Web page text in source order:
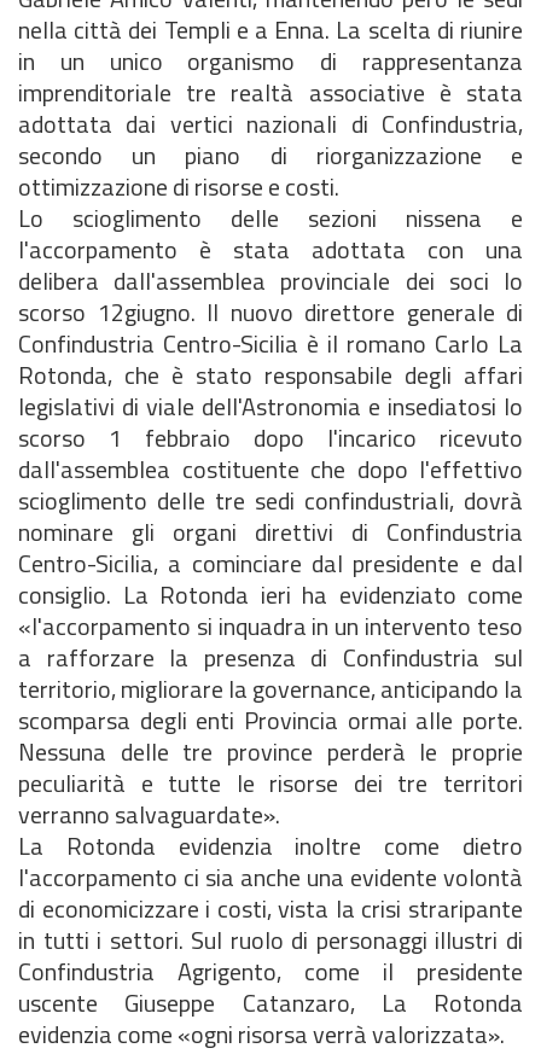
nella città dei Templi e a Enna. La scelta di riunire
in un unico organismo di rappresentanza
imprenditoriale tre realtà associative è stata
adottata dai vertici nazionali di Confindustria,
secondo un piano di riorganizzazione e
ottimizzazione di risorse e costi.
Lo scioglimento delle sezioni nissena e
l'accorpamento è stata adottata con una
delibera dall'assemblea provinciale dei soci lo
scorso 12giugno. Il nuovo direttore generale di
Confindustria Centro-Sicilia è il romano Carlo La
Rotonda, che è stato responsabile degli affari
legislativi di viale dell'Astronomia e insediatosi lo
scorso 1 febbraio dopo l'incarico ricevuto
dall'assemblea costituente che dopo l'effettivo
scioglimento delle tre sedi confindustriali, dovrà
nominare gli organi direttivi di Confindustria
Centro-Sicilia, a cominciare dal presidente e dal
consiglio. La Rotonda ieri ha evidenziato come
«l'accorpamento si inquadra in un intervento teso
a rafforzare la presenza di Confindustria sul
territorio, migliorare la governance, anticipando la
scomparsa degli enti Provincia ormai alle porte.
Nessuna delle tre province perderà le proprie
peculiarità e tutte le risorse dei tre territori
verranno salvaguardate».
La Rotonda evidenzia inoltre come dietro
l'accorpamento ci sia anche una evidente volontà
di economicizzare i costi, vista la crisi straripante
in tutti i settori. Sul ruolo di personaggi illustri di
Confindustria Agrigento, come il presidente
uscente Giuseppe Catanzaro, La Rotonda
evidenzia come «ogni risorsa verrà valorizzata».